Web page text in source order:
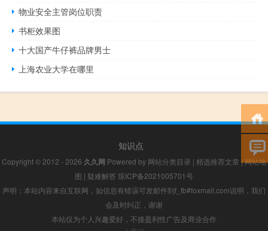
物业安全主管岗位职责
书柜效果图
十大国产牛仔裤品牌男士
上海农业大学在哪里
知识点
Copyright © 2012 - 2026 久久网 Powered by 网站分类目录 | 精选推荐文章 |网站地
图 | 疑难解答 琼ICP备2021005701号
声明：本站内容来自互联网，如信息有错误可发邮件到f_fb#foxmail.com说明，我们
会及时纠正，谢谢
本站仅为个人兴趣爱好，不接盈利性广告及商业合作